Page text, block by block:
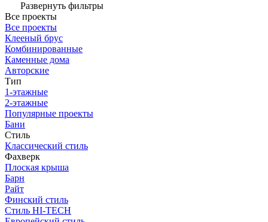
Развернуть фильтры
Все проекты
Все проекты
Клееный брус
Комбинированные
Каменные дома
Авторские
Тип
1-этажные
2-этажные
Популярные проекты
Бани
Стиль
Классический стиль
Фахверк
Плоская крыша
Барн
Райт
Финский стиль
Стиль HI-TECH